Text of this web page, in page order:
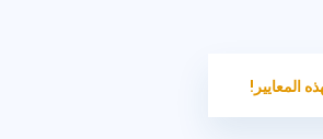
المعايير!